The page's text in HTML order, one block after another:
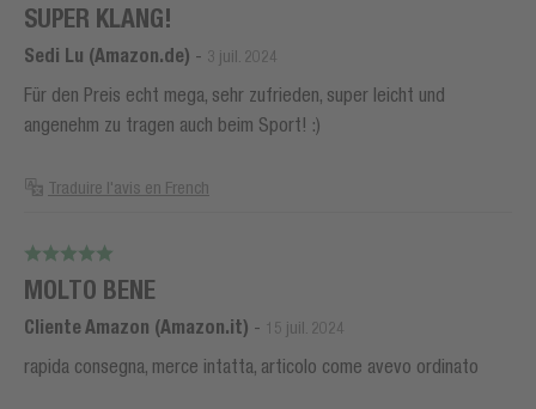
SUPER KLANG!
Sedi Lu (Amazon.de) - 3 juil. 2024
Für den Preis echt mega, sehr zufrieden, super leicht und
angenehm zu tragen auch beim Sport! :)
Traduire l'avis en French
MOLTO BENE
Cliente Amazon (Amazon.it) - 15 juil. 2024
rapida consegna, merce intatta, articolo come avevo ordinato